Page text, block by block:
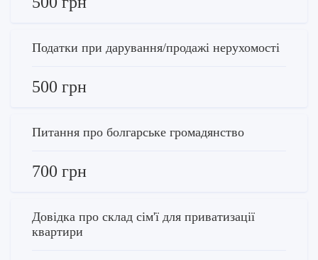
Податки при дарування/продажі нерухомості
500 грн
Питання про болгарське громадянство
700 грн
Довідка про склад сім'ї для приватизації
квартири